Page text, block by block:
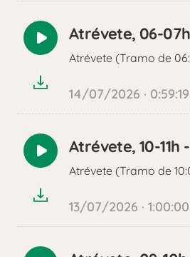
Reproducir
audio
Atrévete, 06-
Atrévete (Tramo de
14/07/2026 · 0:59:19
Reproducir
audio
Atrévete, 10-11h
Atrévete (Tramo de
13/07/2026 · 1:00:00